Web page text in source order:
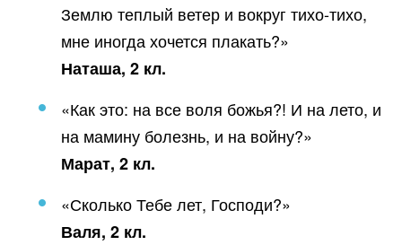
Землю теплый ветер и вокруг тихо-тихо,
мне иногда хочется плакать?»
Наташа, 2 кл.
«Как это: на все воля божья?! И на лето, и
на мамину болезнь, и на войну?»
Марат, 2 кл.
«Сколько Тебе лет, Господи?»
Валя, 2 кл.